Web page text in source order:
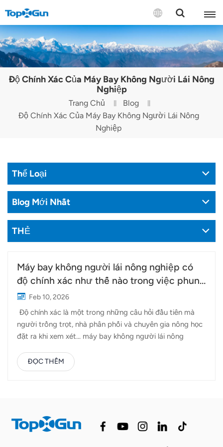
LIÊN HỆ VỚI CHÚNG TÔI
English
Español
Русский
Português(Portugal)
Độ Chính Xác Của Máy Bay Không Người Lái Nông
Nghiệp
Trang Chủ
Blog
Độ Chính Xác Của Máy Bay Không Người Lái Nông
Nghiệp
Thể Loại
Blog Mới Nhất
THẺ
Máy bay không người lái nông nghiệp có
độ chính xác như thế nào trong việc phun
thuốc và giám sát cây trồng?
Feb 10, 2026
Độ chính xác là một trong những câu hỏi đầu tiên mà
người trồng trọt, nhà phân phối và chuyên gia nông học
đặt ra khi xem xét... máy bay không người lái nông
theo dõi điều kiện đồng ruộng, độ chính xác đều ảnh
hưởng trực tiếp đến hiệu quả, chi phí và năng suất cây
hình, điều kiện hoạt động và cách hệ thống được sử
dụng trên thực địa. Trong nông nghiệp, độ chính xác
ĐỌC THÊM